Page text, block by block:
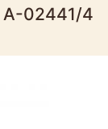
А-02441/4